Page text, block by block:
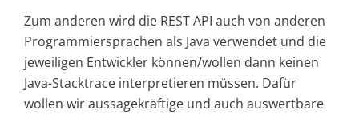
Zum anderen wird die REST API auch von anderen
Programmiersprachen als Java verwendet und die
jeweiligen Entwickler können/wollen dann keinen
Java-Stacktrace interpretieren müssen. Dafür
wollen wir aussagekräftige und auch auswertbare